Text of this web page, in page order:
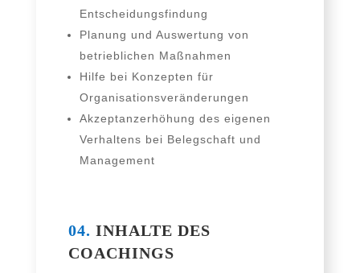
Entscheidungsfindung
Planung und Auswertung von
betrieb­li­chen Maßnahmen
Hilfe bei Konzepten für
Organisationsveränderungen
Akzeptanzerhöhung des eige­nen
Verhaltens bei Belegschaft und
Management
04. INHALTE DES
COACHINGS